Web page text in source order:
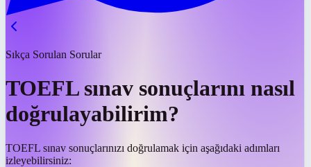
Sıkça Sorulan Sorular
TOEFL sınav sonuçlarını nasıl
doğrulayabilirim?
TOEFL sınav sonuçlarınızı doğrulamak için aşağıdaki adımları
izleyebilirsiniz: